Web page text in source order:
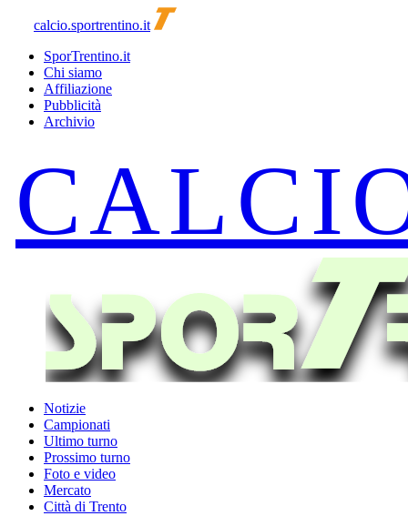
calcio.sportrentino.it
SporTrentino.it
Chi siamo
Affiliazione
Pubblicità
Archivio
Notizie
Campionati
Ultimo turno
Prossimo turno
Foto e video
Mercato
Città di Trento